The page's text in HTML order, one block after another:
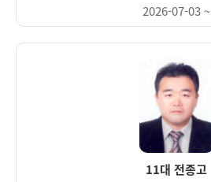
2026-07-03 ~
11대 전종고